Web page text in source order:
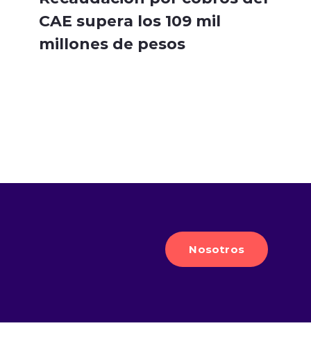
CAE supera los 109 mil
millones de pesos
Nosotros